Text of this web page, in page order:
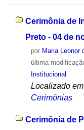
Cerimônia de
Preto - 04 de
por Maria Leonor
última
Institucional
Localizado em
Cerimônias
Cerimônia de